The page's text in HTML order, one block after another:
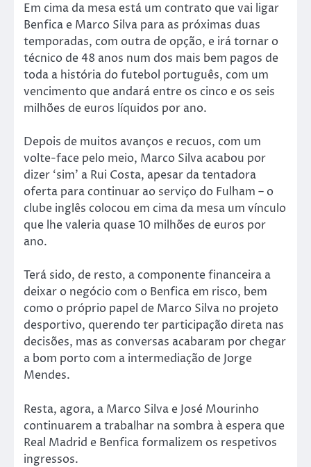
Em cima da mesa está um contrato que vai ligar
Benfica e Marco Silva para as próximas duas
temporadas, com outra de opção, e irá tornar o
técnico de 48 anos num dos mais bem pagos de
toda a história do futebol português, com um
vencimento que andará entre os cinco e os seis
milhões de euros líquidos por ano.
Depois de muitos avanços e recuos, com um
volte-face pelo meio, Marco Silva acabou por
dizer ‘sim’ a Rui Costa, apesar da tentadora
oferta para continuar ao serviço do Fulham – o
clube inglês colocou em cima da mesa um vínculo
que lhe valeria quase 10 milhões de euros por
ano.
Terá sido, de resto, a componente financeira a
deixar o negócio com o Benfica em risco, bem
como o próprio papel de Marco Silva no projeto
desportivo, querendo ter participação direta nas
decisões, mas as conversas acabaram por chegar
a bom porto com a intermediação de Jorge
Mendes.
Resta, agora, a Marco Silva e José Mourinho
continuarem a trabalhar na sombra à espera que
Real Madrid e Benfica formalizem os respetivos
ingressos.